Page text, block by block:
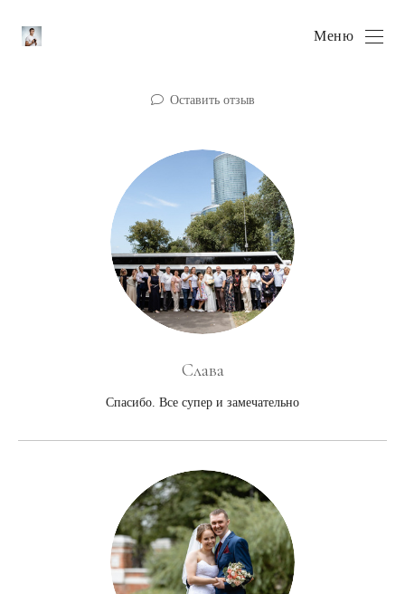
Меню
Оставить отзыв
Слава
Спасибо. Все супер и замечательно